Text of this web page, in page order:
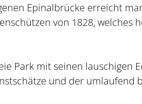
Epinalbrücke erreicht
von 1828, welches
Park mit seinen lauschigen
und der umlaufend